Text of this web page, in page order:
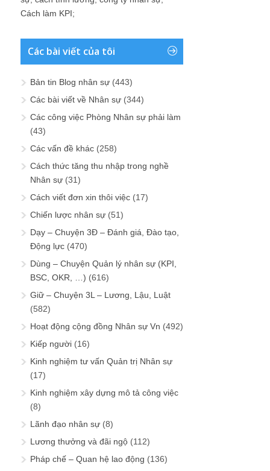
Cách làm KPI;
Các bài viết của tôi
Bản tin Blog nhân sự (443)
Các bài viết về Nhân sự (344)
Các công việc Phòng Nhân sự phải làm
(43)
Các vấn đề khác (258)
Cách thức tăng thu nhập trong nghề
Nhân sự (31)
Cách viết đơn xin thôi việc (17)
Chiến lược nhân sự (51)
Dạy – Chuyện 3Đ – Đánh giá, Đào tạo,
Động lực (470)
Dùng – Chuyện Quản lý nhân sự (KPI,
BSC, OKR, …) (616)
Giữ – Chuyện 3L – Lương, Lậu, Luật
(582)
Hoạt động cộng đồng Nhân sự Vn (492)
Kiếp người (16)
Kinh nghiệm tư vấn Quản trị Nhân sự
(17)
Kinh nghiệm xây dựng mô tả công việc
(8)
Lãnh đạo nhân sự (8)
Lương thưởng và đãi ngộ (112)
Pháp chế – Quan hệ lao động (136)